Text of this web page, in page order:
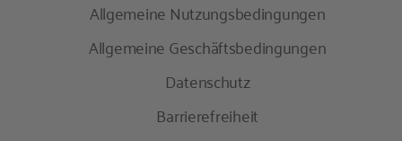
Allgemeine Nutzungsbedingungen
Allgemeine Geschäftsbedingungen
Datenschutz
Barrierefreiheit